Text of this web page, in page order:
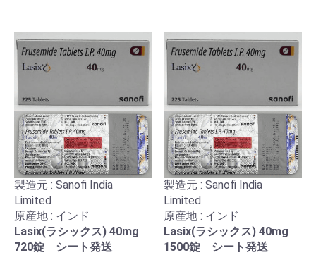
製造元 : Sanofi India
Limited
原産地 : インド
Lasix(ラシックス) 40mg
720錠 シート発送
製造元 : Sanofi India
Limited
原産地 : インド
Lasix(ラシックス) 40mg
1500錠 シート発送